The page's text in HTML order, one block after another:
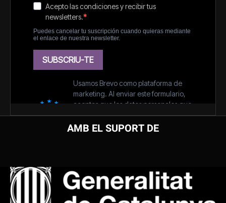
AMB EL SUPORT DE